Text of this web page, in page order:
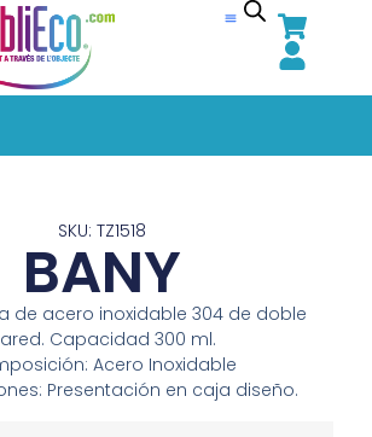
SKU: TZ1518
BANY
de acero inoxidable 304 de doble
Capacidad 300 ml.
Acero Inoxidable
Presentación en caja diseño.